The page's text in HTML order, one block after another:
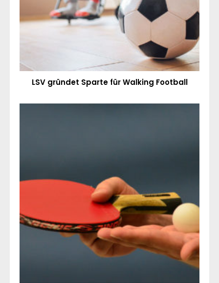
LSV gründet Sparte für Walking Football